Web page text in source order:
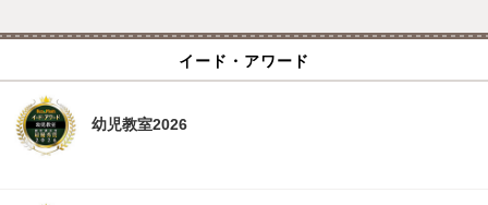
イード・アワード
幼児教室2026